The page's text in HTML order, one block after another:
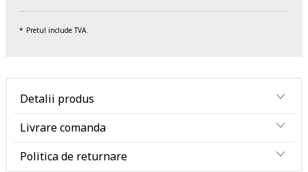
Pretul include TVA.
Detalii produs
Livrare comanda
Politica de returnare